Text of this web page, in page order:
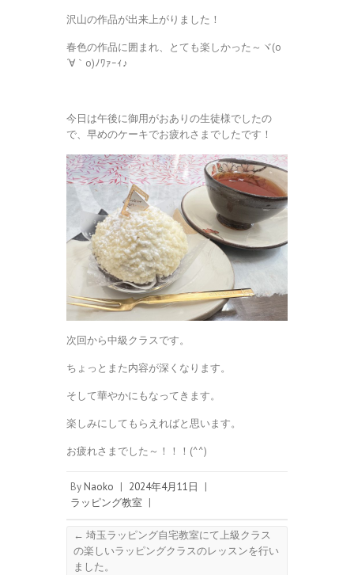
沢山の作品が出来上がりました！
春色の作品に囲まれ、とても楽しかった～ヾ(o
´∀｀o)ﾉﾜｧｰｨ♪
今日は午後に御用がおありの生徒様でしたの
で、早めのケーキでお疲れさまでしたです！
次回から中級クラスです。
ちょっとまた内容が深くなります。
そして華やかにもなってきます。
楽しみにしてもらえればと思います。
お疲れさまでした～！！！(^^)
By Naoko | 2024年4月11日
|
ラッピング教室 |
← 埼玉ラッピング自宅教室にて上級クラス
の楽しいラッピングクラスのレッスンを行い
ました。